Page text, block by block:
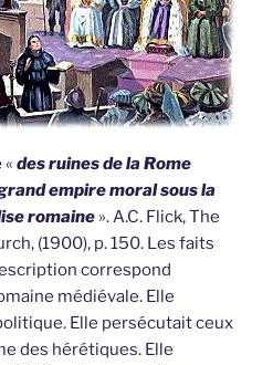
des ruines de la Rome
empire moral sous la
romaine ». A.C. Flick, The
(1900), p. 150. Les faits
correspond
médiévale. Elle
Elle persécutait ceux
des hérétiques. Elle